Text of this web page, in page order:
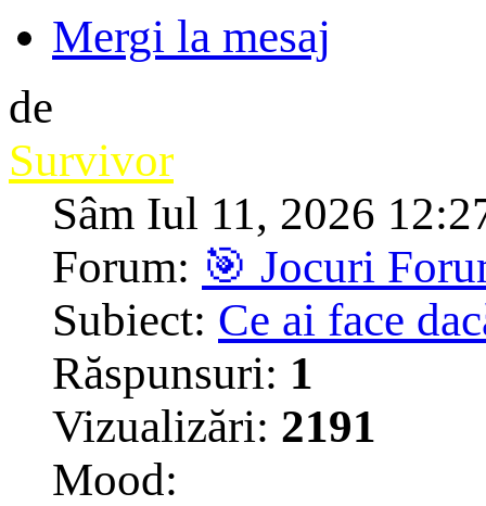
Mergi la mesaj
de
Survivor
Sâm Iul 11, 2026
Forum: 🎯 Jocuri
Subiect: Ce ai face
Răspunsuri: 1
Vizualizări: 2191
Mood: